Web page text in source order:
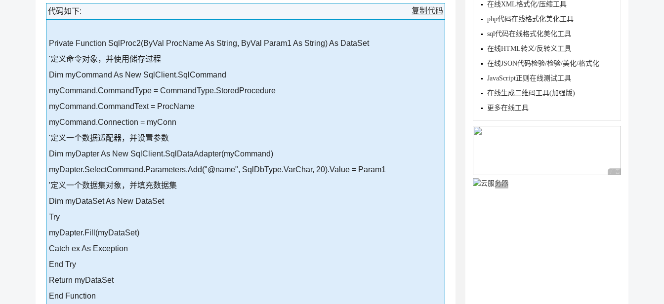
复制代码
代码如下:
Private Function SqlProc2(ByVal ProcName As String, ByVal Param1 As String) As DataSet
'定义命令对象，并使用储存过程
Dim myCommand As New SqlClient.SqlCommand
myCommand.CommandType = CommandType.StoredProcedure
myCommand.CommandText = ProcName
myCommand.Connection = myConn
'定义一个数据适配器，并设置参数
Dim myDapter As New SqlClient.SqlDataAdapter(myCommand)
myDapter.SelectCommand.Parameters.Add("@name", SqlDbType.VarChar, 20).Value = Param1
'定义一个数据集对象，并填充数据集
Dim myDataSet As New DataSet
Try
myDapter.Fill(myDataSet)
Catch ex As Exception
End Try
Return myDataSet
End Function
在线XML格式化/压缩工具
php代码在线格式化美化工具
sql代码在线格式化美化工具
在线HTML转义/反转义工具
在线JSON代码检验/检验/美化/格式化
JavaScript正则在线测试工具
在线生成二维码工具(加强版)
更多在线工具
广告 商业广告，理性
广告 商业广告，理性选择